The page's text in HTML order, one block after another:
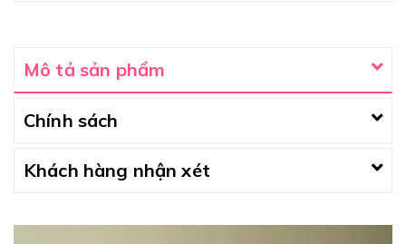
Mô tả sản phẩm
Chính sách
Khách hàng nhận xét